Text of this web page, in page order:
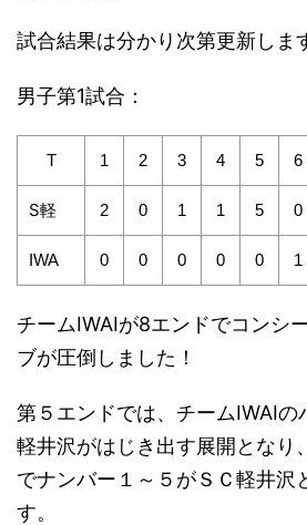
試合結果は分かり次第更新しま
男子第1試合：
T 1 2 3 4 5 6
S軽 2 0 1 1 5 0
IWA 0 0 0 0 0 1
チームIWAIが8エンドでコンシ
ブが圧倒しました！
第５エンドでは、チームIWAIの
軽井沢がはじき出す展開となり
でナンバー１～５がＳＣ軽井沢
す。